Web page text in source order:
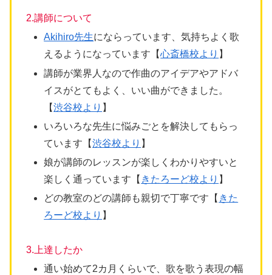
2.講師について
Akihiro先生にならっています、気持ちよく歌
えるようになっています【心斎橋校より 】
講師が業界人なので作曲のアイデアやアドバ
イスがとてもよく、いい曲ができました。
【渋谷校より 】
いろいろな先生に悩みごとを解決してもらっ
ています【渋谷校より 】
娘が講師のレッスンが楽しくわかりやすいと
楽しく通っています【 きたろーど校より 】
どの教室のどの講師も親切で丁寧です【 きた
ろーど校より 】
3.上達したか
通い始めて2カ月くらいで、歌を歌う表現の幅